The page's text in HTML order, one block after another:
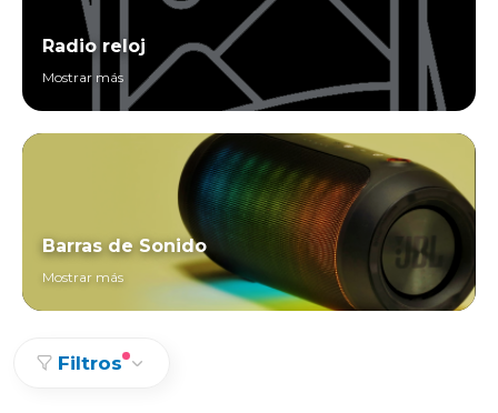
Radio reloj
Mostrar más
Barras de Sonido
Mostrar más
Filtros